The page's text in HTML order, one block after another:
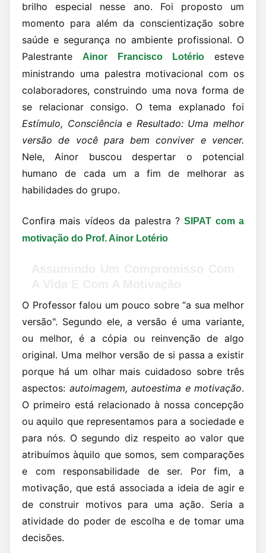
brilho especial nesse ano. Foi proposto um
momento para além da conscientização sobre
saúde e segurança no ambiente profissional. O
PalestranteAinor Francisco Lotérioesteve
ministrando uma palestra motivacional com os
colaboradores, construindo uma nova forma de
se relacionar consigo. O tema explanado foi
Estímulo, Consciência e Resultado: Uma melhor
versão de você para bem conviver e vencer.
Nele, Ainor buscou despertar o potencial
humano de cada um a fim de melhorar as
habilidades do grupo.
Confira mais vídeos da palestra ?SIPAT com a
motivação do Prof. Ainor Lotério
O Professor falou um pouco sobre “a sua melhor
versão". Segundo ele, a versão é uma variante,
ou melhor, é a cópia ou reinvenção de algo
original. Uma melhor versão de si passa a existir
porque há um olhar mais cuidadoso sobre três
aspectos: autoimagem, autoestima e motivação.
O primeiro está relacionado à nossa concepção
ou aquilo que representamos para a sociedade e
para nós. O segundo diz respeito ao valor que
atribuímos àquilo que somos, sem comparações
e com responsabilidade de ser. Por fim, a
motivação, que está associada a ideia de agir e
de construir motivos para uma ação. Seria a
atividade do poder de escolha e de tomar uma
decisões.